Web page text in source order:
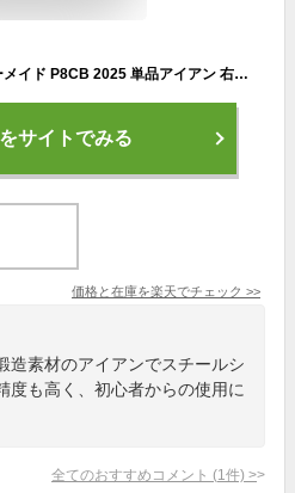
【メーカーカスタム】 テーラーメイド P8CB 2025 単品アイアン 右用 Dynamic Gold HT スチールシャフト [日本正規品] 【 2025年モデル 】 TaylorMade Pシリーズ カスタムクラブ 軟鉄鍛造 やさしい 【 テーラーメイド アイアン 】
サイトでみる
価格と在庫を楽天でチェック >>
造素材のアイアンでスチールシ
度も高く、初心者からの使用に
全てのおすすめコメント (1 件) >